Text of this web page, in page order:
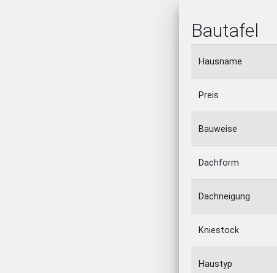
Bautafel
Hausname
Preis
Bauweise
Dachform
Dachneigung
Kniestock
Haustyp